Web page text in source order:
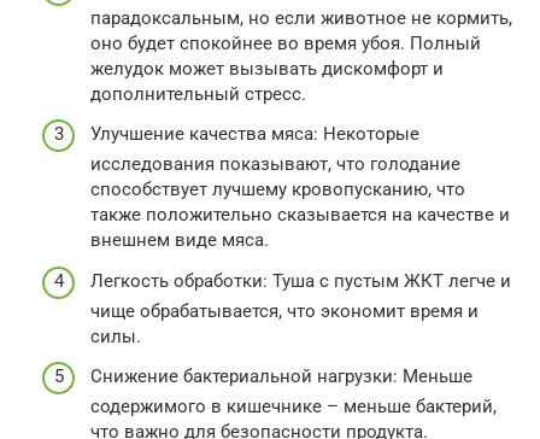
парадоксальным, но если животное не кормить,
оно будет спокойнее во время убоя. Полный
желудок может вызывать дискомфорт и
дополнительный стресс.
Улучшение качества мяса: Некоторые
исследования показывают, что голодание
способствует лучшему кровопусканию, что
также положительно сказывается на качестве и
внешнем виде мяса.
Легкость обработки: Туша с пустым ЖКТ легче и
чище обрабатывается, что экономит время и
силы.
Снижение бактериальной нагрузки: Меньше
содержимого в кишечнике – меньше бактерий,
что важно для безопасности продукта.